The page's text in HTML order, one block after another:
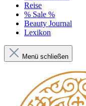
Reise
% Sale %
Beauty Journal
Lexikon
Menü schließen